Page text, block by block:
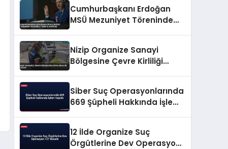
Cumhurbaşkanı Erdoğan
MSÜ Mezuniyet Töreninde
Nizip Organize Sanayi
Bölgesine Çevre Kirliliği
Siber Suç Operasyonlarında
669 Şüpheli Hakkında İşlem
12 İlde Organize Suç
Örgütlerine Dev Operasyon